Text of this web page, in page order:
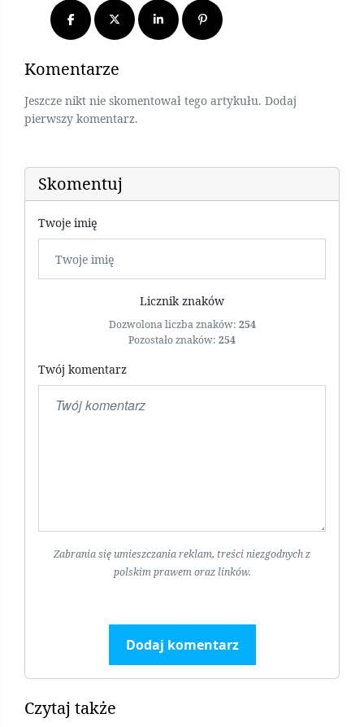
Komentarze
Jeszcze nikt nie skomentował tego artykułu. Dodaj
pierwszy komentarz.
Skomentuj
Twoje imię
Licznik znaków
Dozwolona liczba znaków: 254
Pozostało znaków: 254
Twój komentarz
Zabrania się umieszczania reklam, treści niezgodnych z
polskim prawem oraz linków.
Dodaj komentarz
Czytaj także